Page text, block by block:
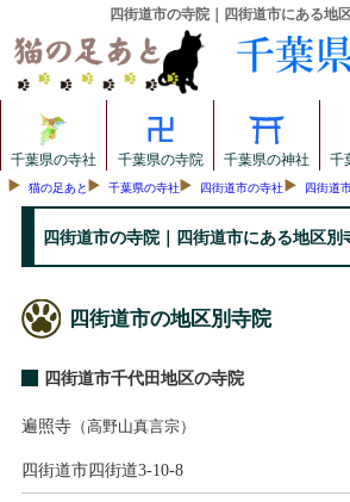
四街道市の寺院｜四街道市にある地
千葉県の寺社 千葉県の寺院 千葉県の神社 千
猫の足あと 千葉県の寺社 四街道市の寺社 四街道
四街道市の寺院｜四街道市にある地区別
四街道市の地区別寺院
四街道市千代田地区の寺院
遍照寺（高野山真言宗）
四街道市四街道3-10-8